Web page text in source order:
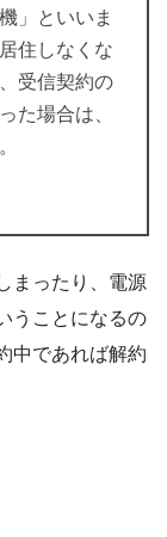
」といいま
住しなくな
受信契約の
た場合は、
まったり、電源
うことになるの
中であれば解約